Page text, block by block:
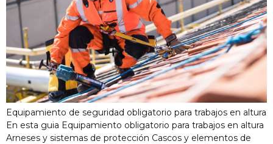
Equipamiento de seguridad obligatorio para trabajos en altura
En esta guia Equipamiento obligatorio para trabajos en altura
Arneses y sistemas de protección Cascos y elementos de